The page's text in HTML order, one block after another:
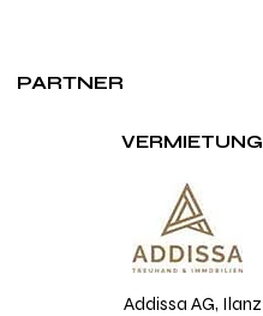
PARTNER
VERMIETUNG
Addissa AG, Ilanz